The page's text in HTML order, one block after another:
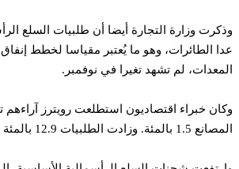
وزارة التجارة أيضا أن طلبيات السلع
الطائرات، وهو ما يُعتبر مقياسا لخطط إنفاق
لم تشهد تغيرا في نوفمبر.
خبراء اقتصاديون استطلعت رويترز آراءهم
وزادت الطلبيات 12.9 بالمئة على أساس سنوي.